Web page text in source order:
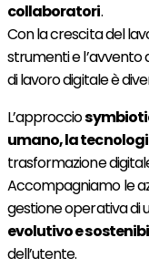
collaboratori.
Con la crescita del
strumenti e l’avvento
di lavoro digitale è
L’approccio
umano, la
trasformazione
Accompagniamo le
gestione operativa di
evolutivo e
dell’utente.